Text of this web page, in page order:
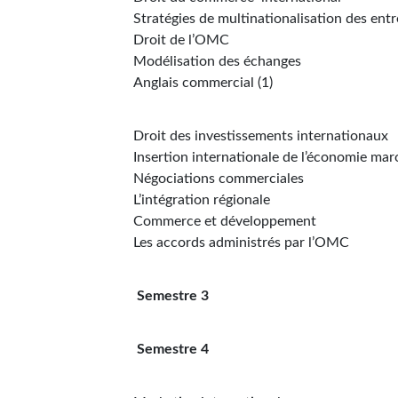
Stratégies de multinationalisation des
Droit de l’OMC
Modélisation des échanges
Anglais commercial (1)
Droit des investissements internationaux
Insertion internationale de l’économie
Négociations commerciales
L’intégration régionale
Commerce et développement
Les accords administrés par l’OMC
Semestre 3
Semestre 4